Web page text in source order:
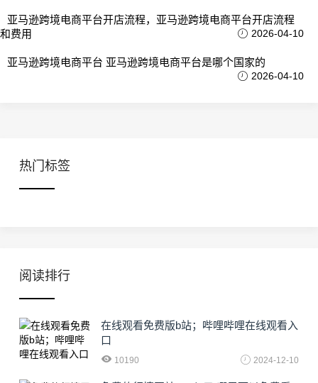
亚马逊跨境电商平台开店流程，亚马逊跨境电商平台开店流程
和费用
2026-04-10
亚马逊跨境电商平台 亚马逊跨境电商平台是哪个国家的
2026-04-10
热门标签
阅读排行
在线观看免费版b站；哔哩哔哩在线观看入
口
10190 2024-12-10